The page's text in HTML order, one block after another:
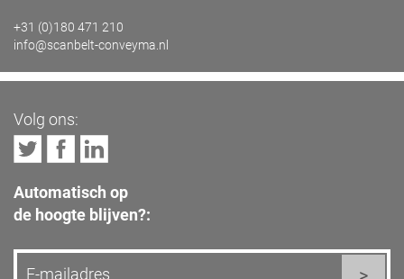
+31 (0)180 471 210
info@scanbelt-conveyma.nl
Volg ons:
Automatisch op
de hoogte blijven?: